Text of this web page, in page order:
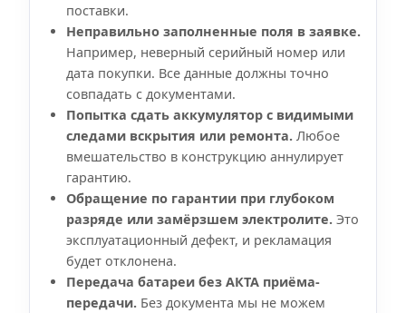
поставки.
Неправильно заполненные поля в заявке.
Например, неверный серийный номер или
дата покупки. Все данные должны точно
совпадать с документами.
Попытка сдать аккумулятор с видимыми
следами вскрытия или ремонта. Любое
вмешательство в конструкцию аннулирует
гарантию.
Обращение по гарантии при глубоком
разряде или замёрзшем электролите. Это
эксплуатационный дефект, и рекламация
будет отклонена.
Передача батареи без АКТА приёма-
передачи. Без документа мы не можем